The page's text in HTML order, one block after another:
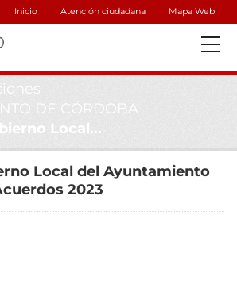
Inicio Atención ciudadana Mapa Web
DE CÓRDOBA
Local...
Local del Ayuntamiento
2023